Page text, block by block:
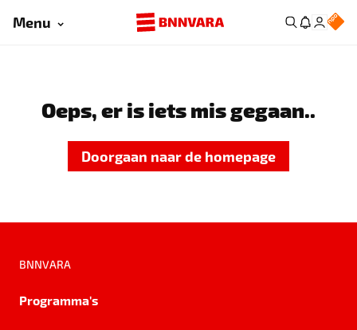
Menu
Oeps, er is iets mis gegaan..
Doorgaan naar de homepage
BNNVARA
Programma's